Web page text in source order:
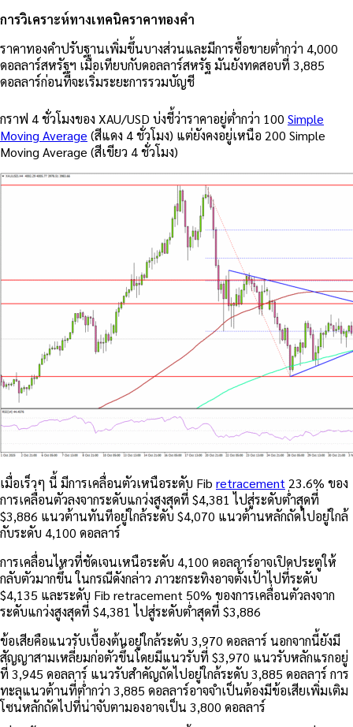
การวิเคราะห์ทางเทคนิคราคาทองคำ
ราคาทองคำปรับฐานเพิ่มขึ้นบางส่วนและมีการซื้อขายต่ำกว่า 4,000
ดอลลาร์สหรัฐฯ เมื่อเทียบกับดอลลาร์สหรัฐ มันยังทดสอบที่ 3,885
ดอลลาร์ก่อนที่จะเริ่มระยะการรวมบัญชี
กราฟ 4 ชั่วโมงของ XAU/USD บ่งชี้ว่าราคาอยู่ต่ำกว่า 100 Simple
Moving Average (สีแดง 4 ชั่วโมง) แต่ยังคงอยู่เหนือ 200 Simple
Moving Average (สีเขียว 4 ชั่วโมง)
เมื่อเร็วๆ นี้ มีการเคลื่อนตัวเหนือระดับ Fib retracement23.6% ของ
การเคลื่อนตัวลงจากระดับแกว่งสูงสุดที่ $4,381 ไปสู่ระดับต่ำสุดที่
$3,886 แนวต้านทันทีอยู่ใกล้ระดับ $4,070 แนวต้านหลักถัดไปอยู่ใกล้
กับระดับ 4,100 ดอลลาร์
การเคลื่อนไหวที่ชัดเจนเหนือระดับ 4,100 ดอลลาร์อาจเปิดประตูให้
กลับตัวมากขึ้น ในกรณีดังกล่าว ภาวะกระทิงอาจตั้งเป้าไปที่ระดับ
$4,135 และระดับ Fib retracement 50% ของการเคลื่อนตัวลงจาก
ระดับแกว่งสูงสุดที่ $4,381 ไปสู่ระดับต่ำสุดที่ $3,886
ข้อเสียคือแนวรับเบื้องต้นอยู่ใกล้ระดับ 3,970 ดอลลาร์ นอกจากนี้ยังมี
สัญญาสามเหลี่ยมก่อตัวขึ้นโดยมีแนวรับที่ $3,970 แนวรับหลักแรกอยู่
ที่ 3,945 ดอลลาร์ แนวรับสำคัญถัดไปอยู่ใกล้ระดับ 3,885 ดอลลาร์ การ
ทะลุแนวต้านที่ต่ำกว่า 3,885 ดอลลาร์อาจจำเป็นต้องมีข้อเสียเพิ่มเติม
โซนหลักถัดไปที่น่าจับตามองอาจเป็น 3,800 ดอลลาร์